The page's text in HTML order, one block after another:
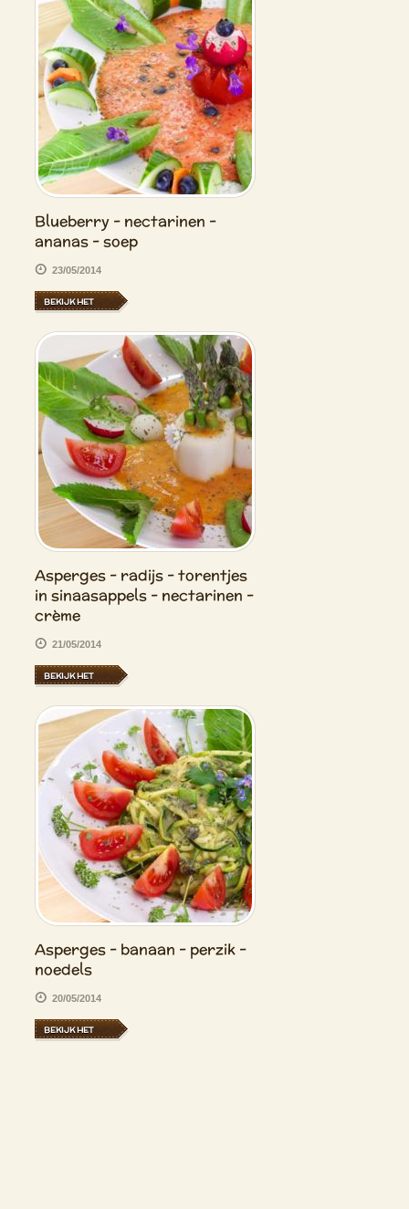
Blueberry - nectarinen -
ananas - soep
23/05/2014
BEKIJK HET
Asperges - radijs - torentjes
in sinaasappels - nectarinen -
crème
21/05/2014
BEKIJK HET
Asperges - banaan - perzik -
noedels
20/05/2014
BEKIJK HET